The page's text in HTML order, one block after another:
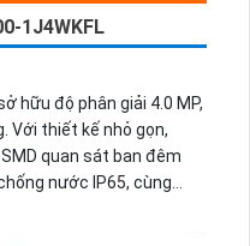
1J4WKFL
hữu độ phân giải 4.0 MP,
Với thiết kế nhỏ gọn,
quan sát ban đêm
nước IP65, cùng